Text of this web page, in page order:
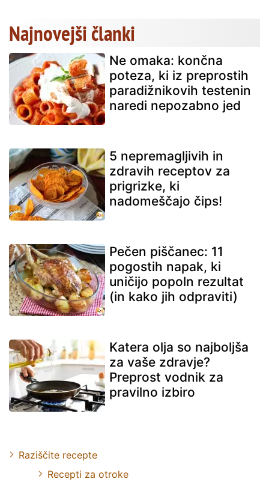
Najnovejši članki
Ne omaka: končna
poteza, ki iz preprostih
paradižnikovih testenin
naredi nepozabno jed
5 nepremagljivih in
zdravih receptov za
prigrizke, ki
nadomeščajo čips!
Pečen piščanec: 11
pogostih napak, ki
uničijo popoln rezultat
(in kako jih odpraviti)
Katera olja so najboljša
za vaše zdravje?
Preprost vodnik za
pravilno izbiro
Raziščite recepte
Recepti za otroke